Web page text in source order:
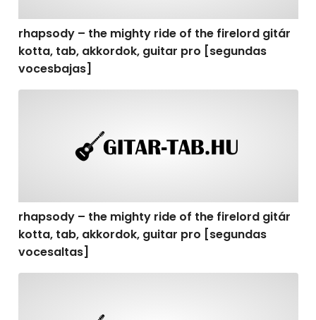
rhapsody – the mighty ride of the firelord gitár
kotta, tab, akkordok, guitar pro [segundas
vocesbajas]
rhapsody – the mighty ride of the firelord gitár
kotta, tab, akkordok, guitar pro [segundas
vocesaltas]